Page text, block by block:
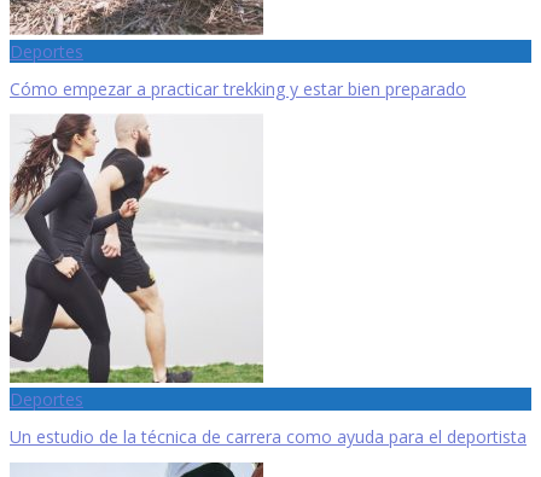
Deportes
Cómo empezar a practicar trekking y estar bien preparado
Deportes
Un estudio de la técnica de carrera como ayuda para el deportista